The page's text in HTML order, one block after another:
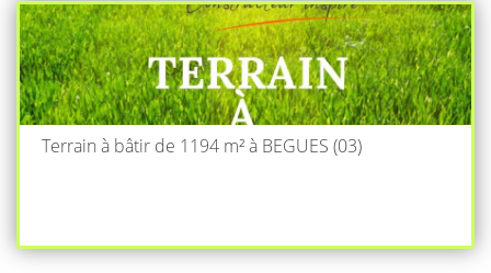
Terrain à bâtir de 1194 m² à BEGUES (03)